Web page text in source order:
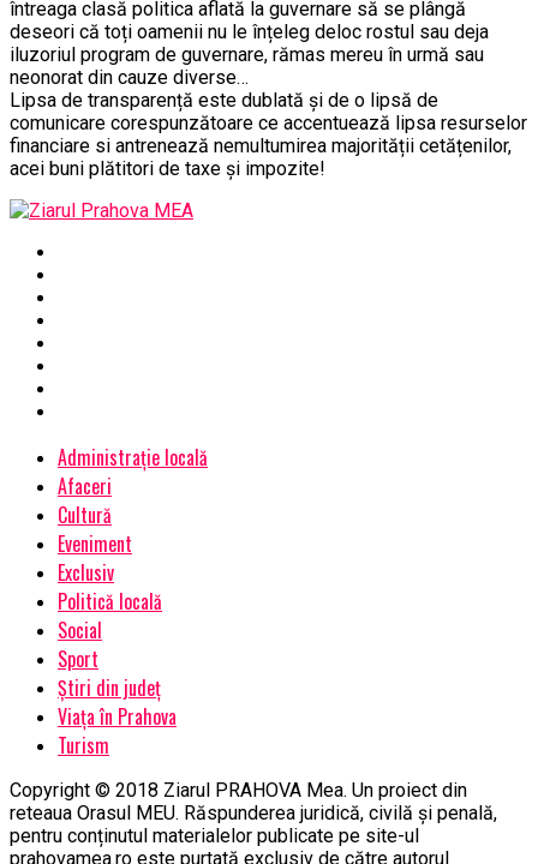
întreaga clasă politica aflată la guvernare să se plângă
deseori că toți oamenii nu le înțeleg deloc rostul sau deja
iluzoriul program de guvernare, rămas mereu în urmă sau
neonorat din cauze diverse…
Lipsa de transparență este dublată și de o lipsă de
comunicare corespunzătoare ce accentuează lipsa resurselor
financiare si antrenează nemultumirea majorității cetățenilor,
acei buni plătitori de taxe și impozite!
Administrație locală
Afaceri
Cultură
Eveniment
Exclusiv
Politică locală
Social
Sport
Știri din județ
Viața în Prahova
Turism
Copyright © 2018 Ziarul PRAHOVA Mea. Un proiect din
reteaua Orasul MEU. Răspunderea juridică, civilă și penală,
pentru conținutul materialelor publicate pe site-ul
prahovamea.ro este purtată exclusiv de către autorul